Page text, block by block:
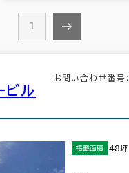
1
ビル
お問い合わせ番号：
掲載面積 48坪